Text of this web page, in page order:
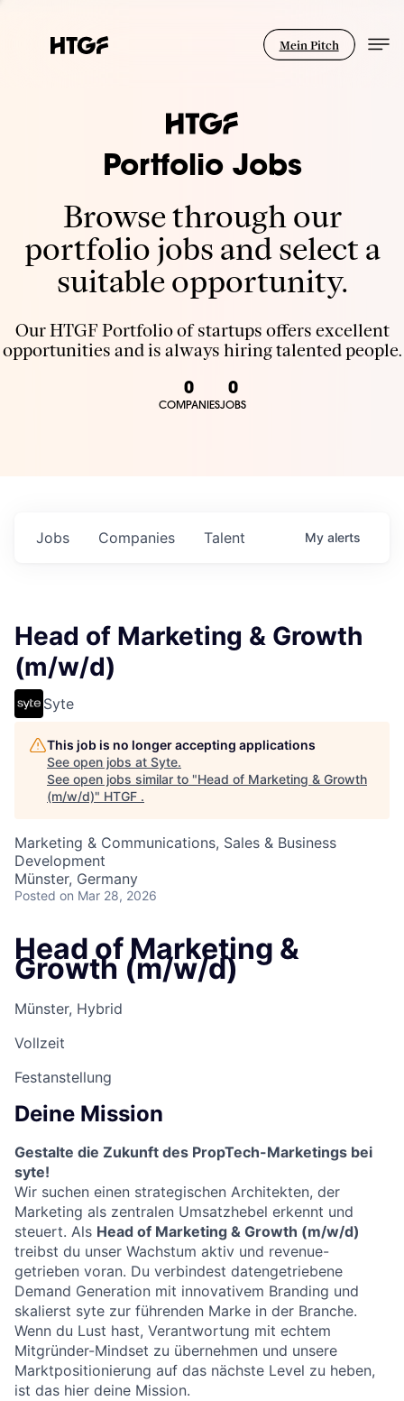
Mein Pitch
Portfolio Jobs
Browse through our
portfolio jobs and select a
suitable opportunity.
Our HTGF Portfolio of startups offers excellent
opportunities and is always hiring talented people.
0
COMPANIES
0
JOBS
Jobs Companies Talent My alerts
Head of Marketing & Growth
(m/w/d)
Syte
This job is no longer accepting applications
See open jobs at Syte.
See open jobs similar to "Head of Marketing & Growth
(m/w/d)" HTGF .
Marketing & Communications, Sales & Business
Development
Münster, Germany
Posted on Mar 28, 2026
Head of Marketing &
Growth (m/w/d)
Münster, Hybrid
Vollzeit
Festanstellung
Deine Mission
Gestalte die Zukunft des PropTech-Marketings bei
syte!
Wir suchen einen strategischen Architekten, der
Marketing als zentralen Umsatzhebel erkennt und
steuert. Als Head of Marketing & Growth (m/w/d)
treibst du unser Wachstum aktiv und revenue-
getrieben voran. Du verbindest datengetriebene
Demand Generation mit innovativem Branding und
skalierst syte zur führenden Marke in der Branche.
Wenn du Lust hast, Verantwortung mit echtem
Mitgründer-Mindset zu übernehmen und unsere
Marktpositionierung auf das nächste Level zu heben,
ist das hier deine Mission.